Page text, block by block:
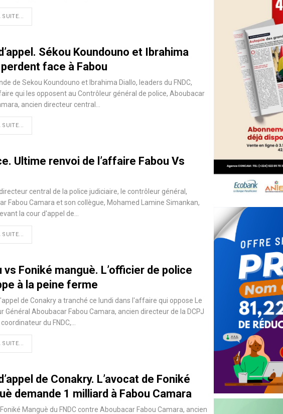
Sékou Koundouno et Ibrahima
face à Fabou
de Sekou Koundouno et Ibrahima Diallo, leaders du FNDC,
qui les opposent au Contrôleur général de police, Aboubacar
ancien directeur central…
Ultime renvoi de l’affaire Fabou Vs
central de la police judiciaire, le contrôleur général,
Fabou Camara et son collègue, Mohamed Lamine Simankan,
la cour d'appel de…
vs Foniké manguè. L’officier de police
à la peine ferme
de Conakry a tranché ce lundi dans l'affaire qui oppose Le
Général Aboubacar Fabou Camara, ancien directeur de la DCPJ
du FNDC,…
de Conakry. L’avocat de Foniké
demande 1 milliard à Fabou Camara
Manguè du FNDC contre Aboubacar Fabou Camara, ancien